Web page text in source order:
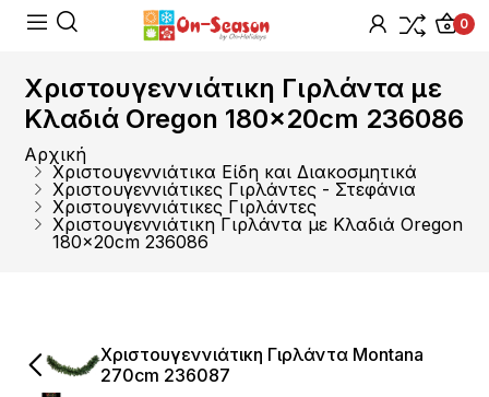
0
Χριστουγεννιάτικη Γιρλάντα με
Κλαδιά Oregon 180x20cm 236086
Αρχική
Χριστουγεννιάτικα Είδη και Διακοσμητικά
Χριστουγεννιάτικες Γιρλάντες - Στεφάνια
Χριστουγεννιάτικες Γιρλάντες
Χριστουγεννιάτικη Γιρλάντα με Κλαδιά Oregon
180x20cm 236086
Χριστουγεννιάτικη Γιρλάντα Montana
270cm 236087